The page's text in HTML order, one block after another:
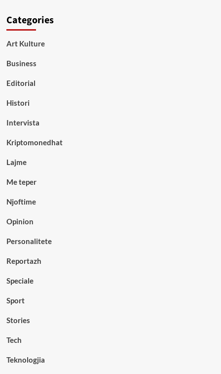
Categories
Art Kulture
Business
Editorial
Histori
Intervista
Kriptomonedhat
Lajme
Me teper
Njoftime
Opinion
Personalitete
Reportazh
Speciale
Sport
Stories
Tech
Teknologjia